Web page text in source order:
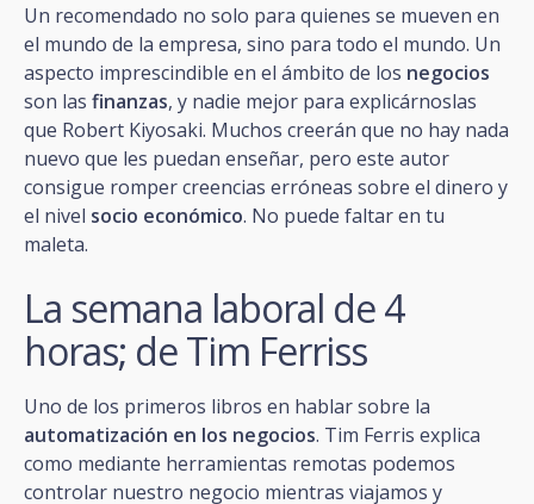
Un recomendado no solo para quienes se mueven en
el mundo de la empresa, sino para todo el mundo. Un
aspecto imprescindible en el ámbito de los negocios
son las finanzas, y nadie mejor para explicárnoslas
que Robert Kiyosaki. Muchos creerán que no hay nada
nuevo que les puedan enseñar, pero este autor
consigue romper creencias erróneas sobre el dinero y
el nivel socio económico. No puede faltar en tu
maleta.
La semana laboral de 4
horas; de Tim Ferriss
Uno de los primeros libros en hablar sobre la
automatización en los negocios. Tim Ferris explica
como mediante herramientas remotas podemos
controlar nuestro negocio mientras viajamos y